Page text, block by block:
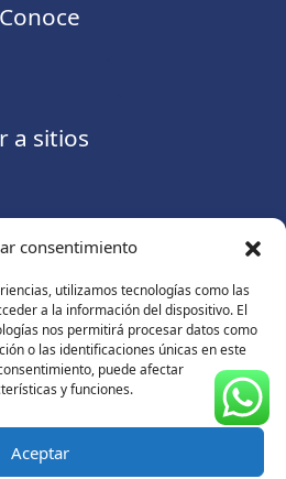
consentimiento
utilizamos tecnologías como las
a la información del dispositivo. El
nos permitirá procesar datos como
o las identificaciones únicas en este
puede afectar
y funciones.
Aceptar
Conoce
a sitios
Aviso de privacidad
Todos los derechos